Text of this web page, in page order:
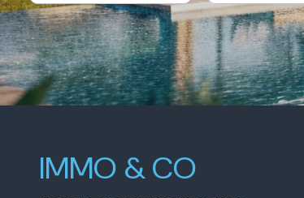
mail
contact
De l'immo pro
IMMO & CO